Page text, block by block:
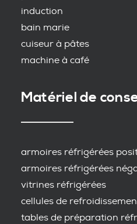
induction
bain marie
cuiseur à pâtes
machine à café
Matériel de
armoires réfrigérées
armoires réfrigérées
vitrines réfrigérées
cellules de
tables de préparation